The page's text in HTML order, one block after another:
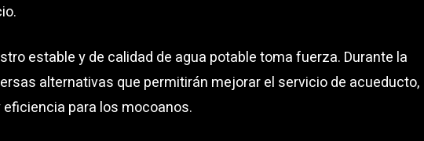
estable y de calidad de agua potable toma fuerza. Durante la
alternativas que permitirán mejorar el servicio de acueducto,
para los mocoanos.